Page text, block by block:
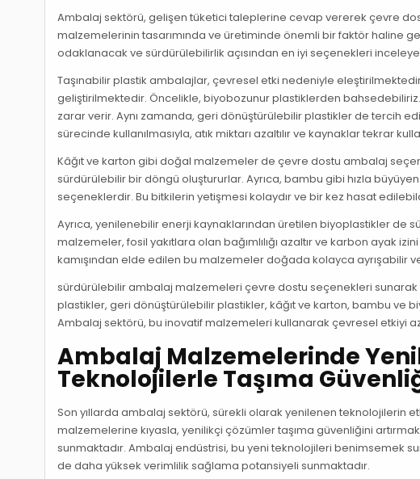
Ambalaj sektörü, gelişen tüketici taleplerine cevap vererek çevre
malzemelerinin tasarımında ve üretiminde önemli bir faktör haline
odaklanacak ve sürdürülebilirlik açısından en iyi seçenekleri
Taşınabilir plastik ambalajlar, çevresel etki nedeniyle
geliştirilmektedir. Öncelikle, biyobozunur plastiklerden
zarar verir. Aynı zamanda, geri dönüştürülebilir plastikler de tercih
sürecinde kullanılmasıyla, atık miktarı azaltılır ve kaynaklar tekrar
Kâğıt ve karton gibi doğal malzemeler de çevre dostu ambalaj
sürdürülebilir bir döngü oluştururlar. Ayrıca, bambu gibi hızla
seçeneklerdir. Bu bitkilerin yetişmesi kolaydır ve bir kez hasat
Ayrıca, yenilenebilir enerji kaynaklarından üretilen biyoplastikler de
malzemeler, fosil yakıtlara olan bağımlılığı azaltır ve karbon ayak
kamışından elde edilen bu malzemeler doğada kolayca ayrışabilir
sürdürülebilir ambalaj malzemeleri çevre dostu seçenekleri
plastikler, geri dönüştürülebilir plastikler, kâğıt ve karton, bambu ve
Ambalaj sektörü, bu inovatif malzemeleri kullanarak çevresel etkiyi
Ambalaj Malzemelerinde
Teknolojilerle Taşıma
Son yıllarda ambalaj sektörü, sürekli olarak yenilenen
malzemelerine kıyasla, yenilikçi çözümler taşıma güvenliğini
sunmaktadır. Ambalaj endüstrisi, bu yeni teknolojileri benimsemek
de daha yüksek verimlilik sağlama potansiyeli sunmaktadır.